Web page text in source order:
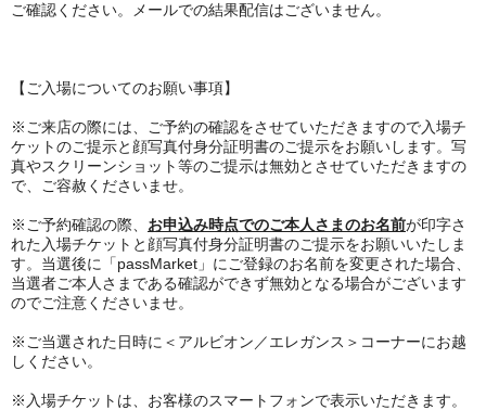
ご確認ください。メールでの結果配信はございません。
【ご入場についてのお願い事項】
※ご来店の際には、ご予約の確認をさせていただきますので入場チ
ケットのご提示と顔写真付身分証明書のご提示をお願いします。写
真やスクリーンショット等のご提示は無効とさせていただきますの
で、ご容赦くださいませ。
※ご予約確認の際、 お申込み時点でのご本人さまのお名前が印字さ
れた入場チケットと顔写真付身分証明書のご提示をお願いいたしま
す。当選後に「passMarket」にご登録のお名前を変更された場合、
当選者ご本人さまである確認ができず無効となる場合がございます
のでご注意くださいませ。
※ご当選された日時に＜アルビオン／エレガンス＞コーナーにお越
しください。
※入場チケットは、お客様のスマートフォンで表示いただきます。